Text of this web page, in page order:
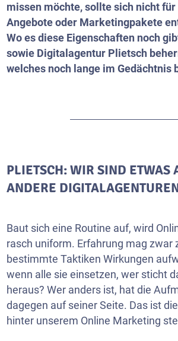
missen möchte, sollte sich nicht
Angebote oder Marketingpakete
Wo es diese Eigenschaften noch
sowie Digitalagentur Plietsch
welches noch lange im Gedächtnis
PLIETSCH: WIR SIND ETWAS
ANDERE
Baut sich eine Routine auf, wird
rasch uniform. Erfahrung mag zwar
bestimmte Taktiken Wirkungen
wenn alle sie einsetzen, wer sticht
heraus? Wer anders ist, hat die
dagegen auf seiner Seite. Das ist
hinter unserem Online Marketing